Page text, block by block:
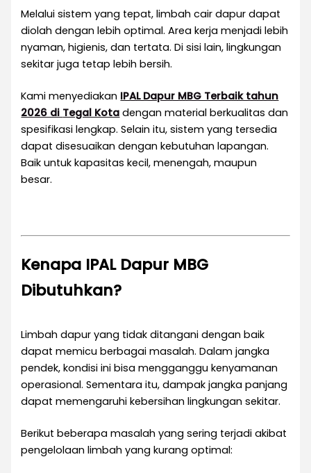
Melalui sistem yang tepat, limbah cair dapur dapat
diolah dengan lebih optimal. Area kerja menjadi lebih
nyaman, higienis, dan tertata. Di sisi lain, lingkungan
sekitar juga tetap lebih bersih.
Kami menyediakan IPAL Dapur MBG Terbaik tahun
2026 di Tegal Kota dengan material berkualitas dan
spesifikasi lengkap. Selain itu, sistem yang tersedia
dapat disesuaikan dengan kebutuhan lapangan.
Baik untuk kapasitas kecil, menengah, maupun
besar.
Kenapa IPAL Dapur MBG
Dibutuhkan?
Limbah dapur yang tidak ditangani dengan baik
dapat memicu berbagai masalah. Dalam jangka
pendek, kondisi ini bisa mengganggu kenyamanan
operasional. Sementara itu, dampak jangka panjang
dapat memengaruhi kebersihan lingkungan sekitar.
Berikut beberapa masalah yang sering terjadi akibat
pengelolaan limbah yang kurang optimal: